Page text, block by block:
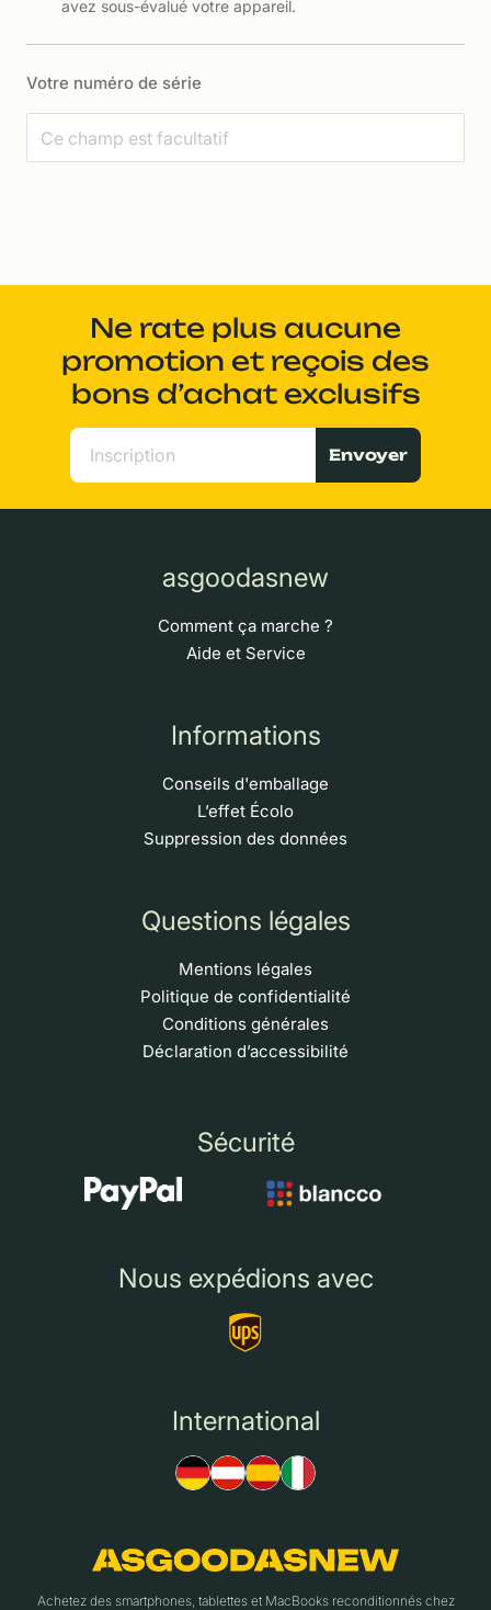
avez sous-évalué votre appareil.
Votre numéro de série
Ne rate plus aucune
promotion et reçois des
bons d’achat exclusifs
Envoyer
asgoodasnew
Comment ça marche ?
Aide et Service
Informations
Conseils d'emballage
L’effet Écolo
Suppression des données
Questions légales
Mentions légales
Politique de confidentialité
Conditions générales
Déclaration d’accessibilité
Sécurité
Nous expédions avec
International
Achetez des smartphones, tablettes et MacBooks reconditionnés chez